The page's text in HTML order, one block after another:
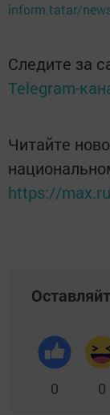
inform.tatar/
Следите за
Telegram-
Читайте
https://
0 0